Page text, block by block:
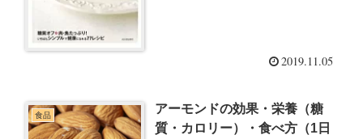
2019.11.05
食品
アーモンドの効果・栄養（糖
質・カロリー）・食べ方（1日